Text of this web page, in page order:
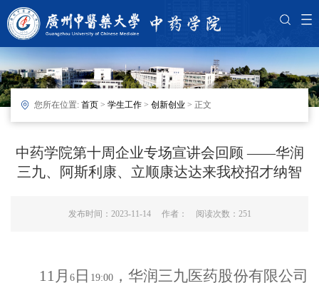
您所在位置: 首页 > 学生工作 > 创新创业 > 正文
中药学院第十周企业专场宣讲会回顾 ——华润
三九、阿斯利康、立顺康达达来我校招才纳智
发布时间：2023-11-14 作者： 阅读次数： 251
11 月6 日 19:00，华润三九医药股份有限公司